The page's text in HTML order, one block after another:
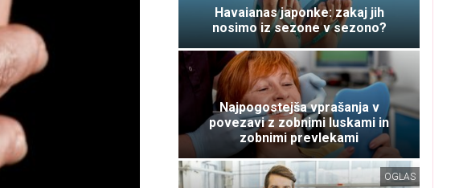
Havaianas japonke: zakaj jih
nosimo iz sezone v sezono?
Najpogostejša vprašanja v
povezavi z zobnimi luskami in
zobnimi prevlekami
OGLAS